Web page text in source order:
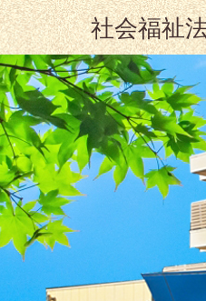
社会福祉